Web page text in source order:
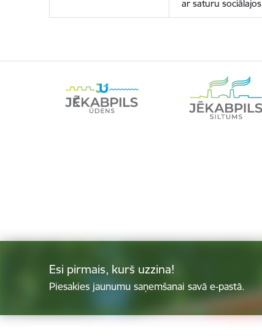
ar saturu
Esi pirmais, kurš uzzina!
Piesakies jaunumu saņemšanai savā e-pastā.